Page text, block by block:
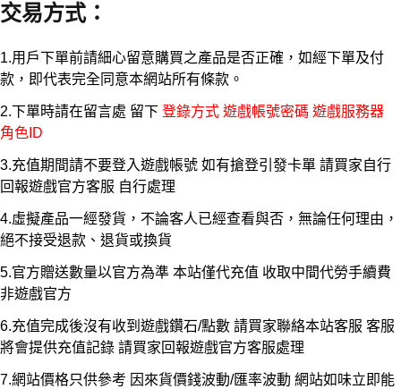
交易方式：
1.用戶下單前請細心留意購買之產品是否正確，如經下單及付
款，即代表完全同意本網站所有條款。
2.下單時請在留言處 留下 登錄方式 遊戲帳號密碼 遊戲服務器
角色ID
3.充值期間請不要登入遊戲帳號 如有搶登引發卡單 請買家自行
回報遊戲官方客服 自行處理
4.虛擬產品一經發貨，不論客人已經查看與否，無論任何理由，
絕不接受退款、退貨或換貨
5.官方贈送數量以官方為準 本站僅代充值 收取中間代勞手續費
非遊戲官方
6.充值完成後沒有收到遊戲鑽石/點數 請買家聯絡本站客服 客服
將會提供充值記錄 請買家回報遊戲官方客服處理
7.網站價格只供參考 因來貨價錢波動/匯率波動 網站如味立即能